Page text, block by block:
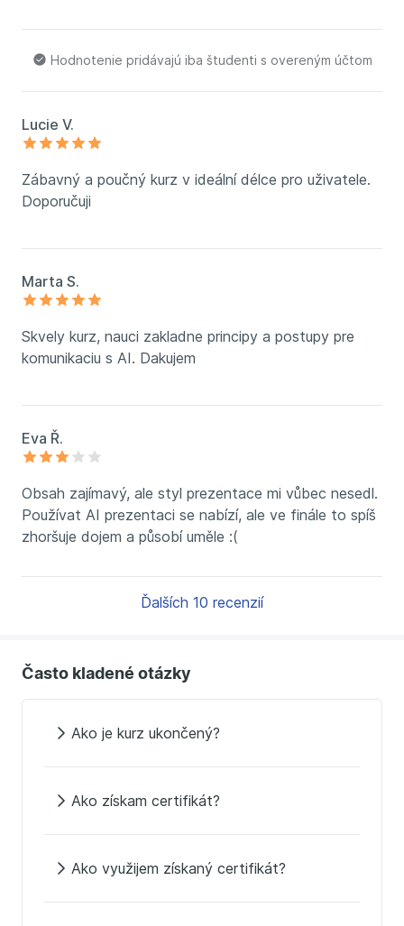
Hodnotenie pridávajú iba študenti s overeným účtom
Lucie V.
Zábavný a poučný kurz v ideální délce pro uživatele.
Doporučuji
Marta S.
Skvely kurz, nauci zakladne principy a postupy pre
komunikaciu s AI. Dakujem
Eva Ř.
Obsah zajímavý, ale styl prezentace mi vůbec nesedl.
Používat AI prezentaci se nabízí, ale ve finále to spíš
zhoršuje dojem a působí uměle :(
Ďalších 10 recenzií
Často kladené otázky
Ako je kurz ukončený?
Ako získam certifikát?
Ako využijem získaný certifikát?